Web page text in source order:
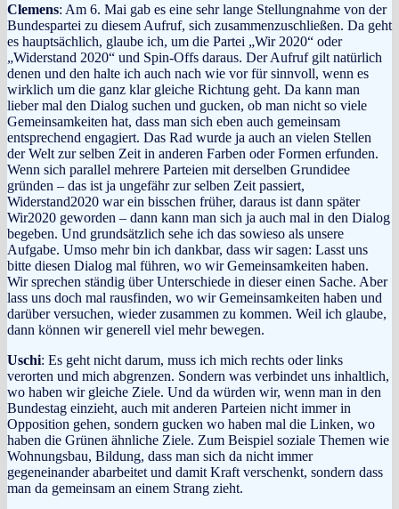
Clemens: Am 6. Mai gab es eine sehr lange Stellungnahme von der
Bundespartei zu diesem Aufruf, sich zusammenzuschließen. Da geht
es hauptsächlich, glaube ich, um die Partei „Wir 2020“ oder
„Widerstand 2020“ und Spin-Offs daraus. Der Aufruf gilt natürlich
denen und den halte ich auch nach wie vor für sinnvoll, wenn es
wirklich um die ganz klar gleiche Richtung geht. Da kann man
lieber mal den Dialog suchen und gucken, ob man nicht so viele
Gemeinsamkeiten hat, dass man sich eben auch gemeinsam
entsprechend engagiert. Das Rad wurde ja auch an vielen Stellen
der Welt zur selben Zeit in anderen Farben oder Formen erfunden.
Wenn sich parallel mehrere Parteien mit derselben Grundidee
gründen – das ist ja ungefähr zur selben Zeit passiert,
Widerstand2020 war ein bisschen früher, daraus ist dann später
Wir2020 geworden – dann kann man sich ja auch mal in den Dialog
begeben. Und grundsätzlich sehe ich das sowieso als unsere
Aufgabe. Umso mehr bin ich dankbar, dass wir sagen: Lasst uns
bitte diesen Dialog mal führen, wo wir Gemeinsamkeiten haben.
Wir sprechen ständig über Unterschiede in dieser einen Sache. Aber
lass uns doch mal rausfinden, wo wir Gemeinsamkeiten haben und
darüber versuchen, wieder zusammen zu kommen. Weil ich glaube,
dann können wir generell viel mehr bewegen.
Uschi: Es geht nicht darum, muss ich mich rechts oder links
verorten und mich abgrenzen. Sondern was verbindet uns inhaltlich,
wo haben wir gleiche Ziele. Und da würden wir, wenn man in den
Bundestag einzieht, auch mit anderen Parteien nicht immer in
Opposition gehen, sondern gucken wo haben mal die Linken, wo
haben die Grünen ähnliche Ziele. Zum Beispiel soziale Themen wie
Wohnungsbau, Bildung, dass man sich da nicht immer
gegeneinander abarbeitet und damit Kraft verschenkt, sondern dass
man da gemeinsam an einem Strang zieht.